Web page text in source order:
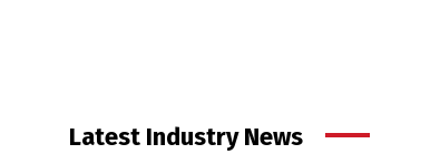
Latest Industry News